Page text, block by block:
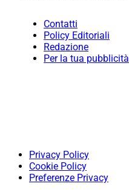
Contatti
Policy Editoriali
Redazione
Per la tua pubblicità
Privacy Policy
Cookie Policy
Preferenze Privacy